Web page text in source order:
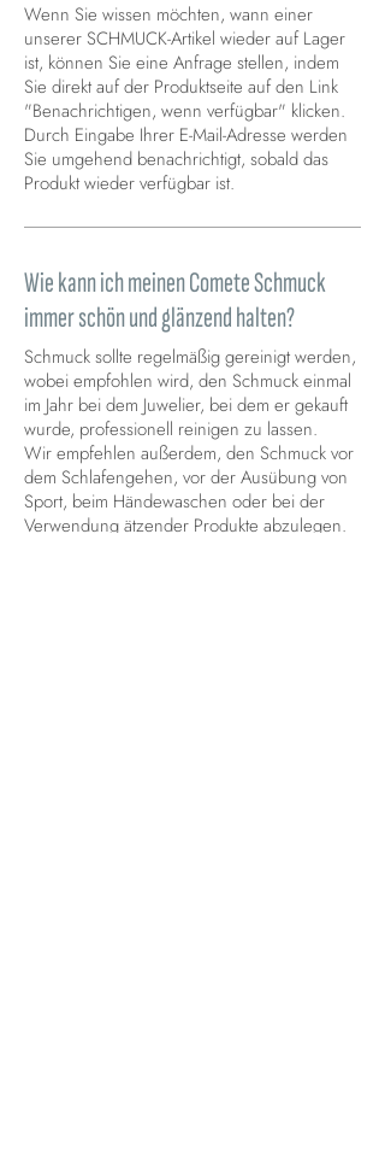
Wenn Sie wissen möchten, wann einer
unserer SCHMUCK-Artikel wieder auf Lager
ist, können Sie eine Anfrage stellen, indem
Sie direkt auf der Produktseite auf den Link
"Benachrichtigen, wenn verfügbar" klicken.
Durch Eingabe Ihrer E-Mail-Adresse werden
Sie umgehend benachrichtigt, sobald das
Produkt wieder verfügbar ist.
Wie kann ich meinen Comete Schmuck
immer schön und glänzend halten?
Schmuck sollte regelmäßig gereinigt werden,
wobei empfohlen wird, den Schmuck einmal
im Jahr bei dem Juwelier, bei dem er gekauft
wurde, professionell reinigen zu lassen.
Wir empfehlen außerdem, den Schmuck vor
dem Schlafengehen, vor der Ausübung von
Sport, beim Händewaschen oder bei der
Verwendung ätzender Produkte abzulegen.